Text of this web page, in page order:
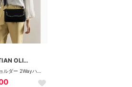
CHRISTIAN OLIVIER PARIS